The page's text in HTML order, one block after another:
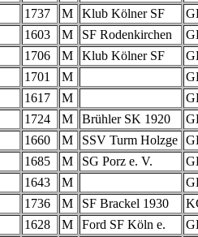
1737 M Klub Kölner SF
1603 M SF Rodenkirchen
1706 M Klub Kölner SF
1701 M
1617 M
1724 M Brühler SK 1920
1660 M SSV Turm Holzge
1685 M SG Porz e. V.
1643 M
1736 M SF Brackel 1930
1628 M Ford SF Köln e.